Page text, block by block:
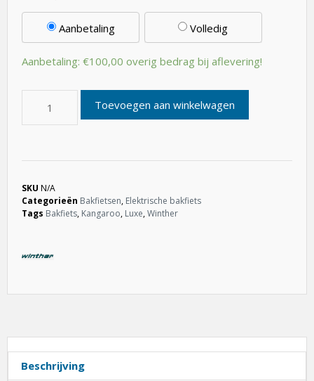
Aanbetaling Volledig
Aanbetaling: €100,00 overig bedrag bij aflevering!
Toevoegen aan winkelwagen
SKU N/A
Categorieën Bakfietsen, Elektrische bakfiets
Tags Bakfiets, Kangaroo, Luxe,Winther
Beschrijving